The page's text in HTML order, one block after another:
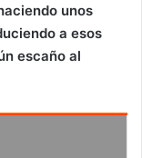
unos
a esos
escaño al